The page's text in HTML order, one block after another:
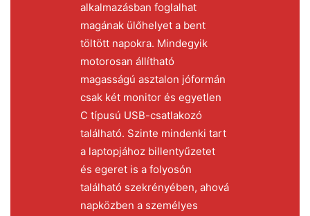
alkalmazásban foglalhat
magának ülőhelyet a bent
töltött napokra. Mindegyik
motorosan állítható
magasságú asztalon jóformán
csak két monitor és egyetlen
C típusú USB-csatlakozó
található. Szinte mindenki tart
a laptopjához billentyűzetet
és egeret is a folyosón
található szekrényében, ahová
napközben a személyes